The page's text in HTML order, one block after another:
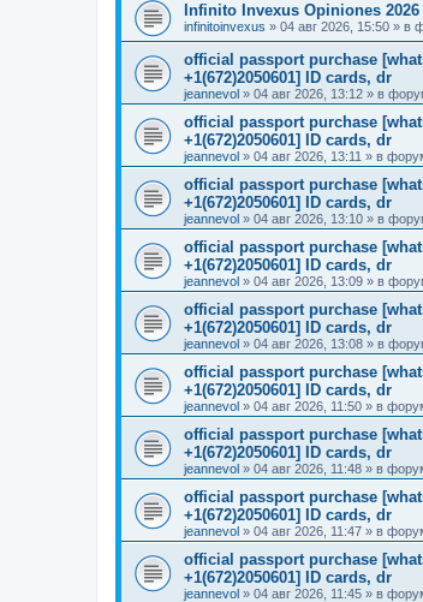
Infinito Invexus Opiniones
infinitoinvexus » 04 авг 2026, 15:50 » в
official passport purchase
+1(672)2050601] ID cards, dr
jeannevol » 04 авг 2026, 13:12 » в
official passport purchase
+1(672)2050601] ID cards, dr
jeannevol » 04 авг 2026, 13:11 » в
official passport purchase
+1(672)2050601] ID cards, dr
jeannevol » 04 авг 2026, 13:10 » в
official passport purchase
+1(672)2050601] ID cards, dr
jeannevol » 04 авг 2026, 13:09 » в
official passport purchase
+1(672)2050601] ID cards, dr
jeannevol » 04 авг 2026, 13:08 » в
official passport purchase
+1(672)2050601] ID cards, dr
jeannevol » 04 авг 2026, 11:50 » в
official passport purchase
+1(672)2050601] ID cards, dr
jeannevol » 04 авг 2026, 11:48 » в
official passport purchase
+1(672)2050601] ID cards, dr
jeannevol » 04 авг 2026, 11:47 » в
official passport purchase
+1(672)2050601] ID cards, dr
jeannevol » 04 авг 2026, 11:45 » в